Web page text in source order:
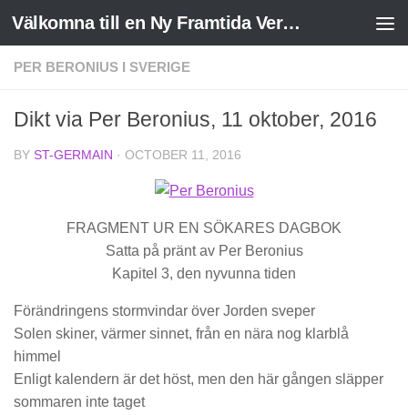
Skip to content Välkomna till en Ny Framtida Verklighet
PER BERONIUS I SVERIGE
Dikt via Per Beronius, 11 oktober, 2016
BY ST-GERMAIN · OCTOBER 11, 2016
FRAGMENT UR EN SÖKARES DAGBOK
Satta på pränt av Per Beronius
Kapitel 3, den nyvunna tiden
Förändringens stormvindar över Jorden sveper
Solen skiner, värmer sinnet, från en nära nog klarblå
himmel
Enligt kalendern är det höst, men den här gången släpper
sommaren inte taget